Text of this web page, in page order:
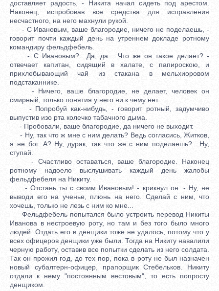
доставляет радость, - Никита начал сидеть под арестом.
Наконец, испробовав все средства для исправления
несчастного, на него махнули рукой.
- С Ивановым, ваше благородие, ничего не поделаешь, -
говорит почти каждый день на утреннем докладе ротному
командиру фельдфебель.
- С Ивановым?.. Да, да... Что же он такое делает? -
отвечает капитан, сидящий в халате, с папироскою, и
прихлебывающий чай из стакана в мельхиоровом
подстаканнике.
- Ничего, ваше благородие, не делает, человек он
смирный, только понятия у него ни к чему нет.
- Попробуй как-нибудь, - говорит ротный, задумчиво
выпустив изо рта колечко табачного дыма.
- Пробовали, ваше благородие, да ничего не выходит.
- Ну, так что ж мне с ним делать? Ведь согласись, Житков,
я не бог. А? Ну, дурак, так что же с ним поделаешь?.. Ну,
ступай.
- Счастливо оставаться, ваше благородие. Наконец
ротному надоело выслушивать каждый день жалобы
фельдфебеля на Никиту.
- Отстань ты с своим Ивановым! - крикнул он. - Ну, не
выводи его на ученье, плюнь на него. Сделай с ним, что
хочешь, только не лезь с ним ко мне...
Фельдфебель попытался было устроить перевод Никиты
Иванова в нестроевую роту, но там и без того было много
людей. Отдать его в денщики тоже не удалось, потому что у
всех офицеров денщики уже были. Тогда на Никиту навалили
черную работу, оставив все попытки сделать из него солдата.
Так он прожил год, до тех пор, пока в роту не был назначен
новый субалтерн-офицер, прапорщик Стебельков. Никиту
отдали к нему "постоянным вестовым", то есть попросту
денщиком.